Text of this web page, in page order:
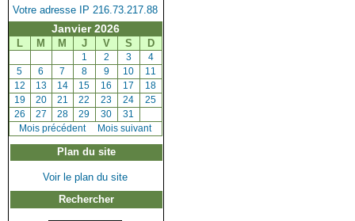
Votre adresse IP 216.73.217.88
Janvier 2026
L M M J V S D
[1 [2 [3] [4]
[5 [6 [7 [8] [9] [10 [11
[12 [13] [14] [15 [16 [17 [18
[19] [20] [21 [22 [23 [24 [25
[26 [27 [28] [29 [30 [31
[Mois précédent] Mois suivant
Plan du site
Voir le plan du site
Rechercher